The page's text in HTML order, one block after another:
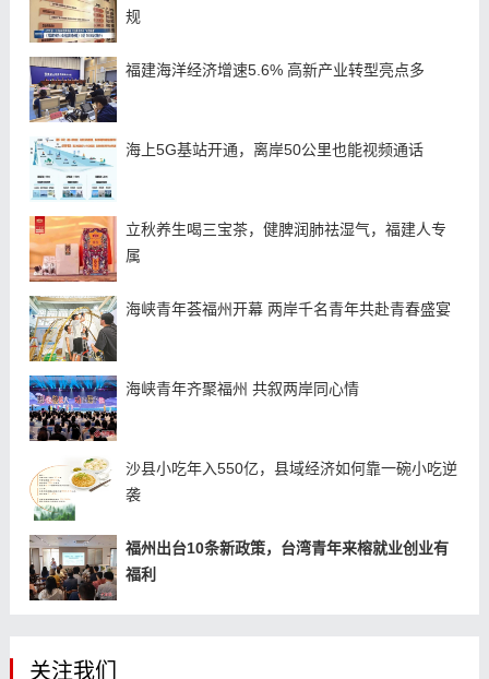
规
福建海洋经济增速5.6% 高新产业转型亮点多
海上5G基站开通，离岸50公里也能视频通话
立秋养生喝三宝茶，健脾润肺祛湿气，福建人专
属
海峡青年荟福州开幕 两岸千名青年共赴青春盛宴
海峡青年齐聚福州 共叙两岸同心情
沙县小吃年入550亿，县域经济如何靠一碗小吃逆
袭
福州出台10条新政策，台湾青年来榕就业创业有
福利
关注我们